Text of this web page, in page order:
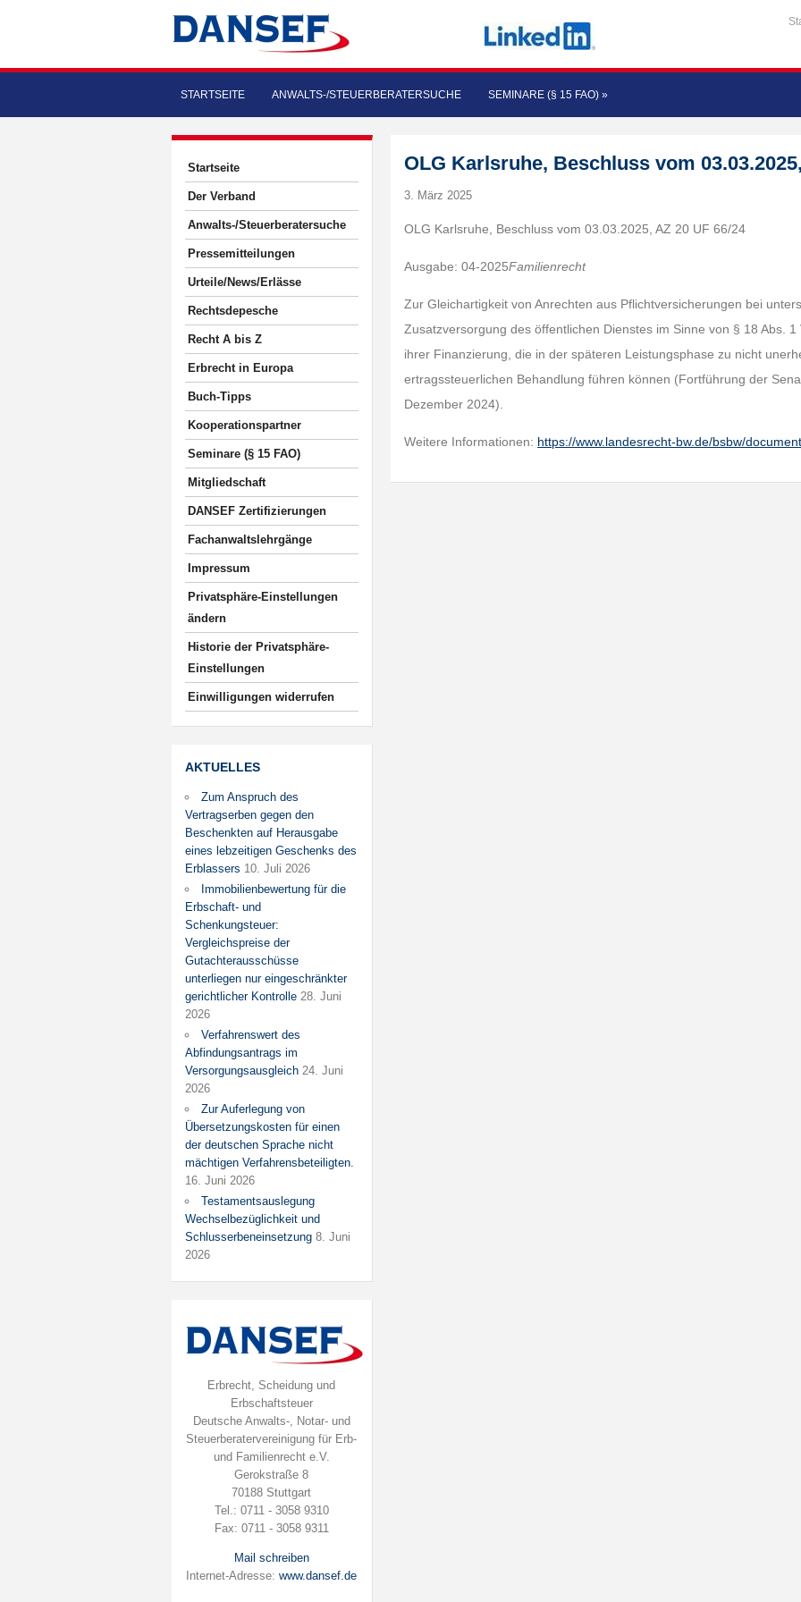
STARTSEITE ANWALTS-/STEUERBERATERSUCHE SEMINARE (§ 15 FAO) »
Startseite
Der Verband
Anwalts-/Steuerberatersuche
Pressemitteilungen
Urteile/News/Erlässe
Rechtsdepesche
Recht A bis Z
Erbrecht in Europa
Buch-Tipps
Kooperationspartner
Seminare (§ 15 FAO)
Mitgliedschaft
DANSEF Zertifizierungen
Fachanwaltslehrgänge
Impressum
Privatsphäre-Einstellungen
ändern
Historie der Privatsphäre-
Einstellungen
Einwilligungen widerrufen
AKTUELLES
Zum Anspruch des
Vertragserben gegen den
Beschenkten auf Herausgabe
eines lebzeitigen Geschenks des
Erblassers 10. Juli 2026
Immobilienbewertung für die
Erbschaft- und
Schenkungsteuer:
Vergleichspreise der
Gutachterausschüsse
unterliegen nur eingeschränkter
gerichtlicher Kontrolle 28. Juni
2026
Verfahrenswert des
Abfindungsantrags im
Versorgungsausgleich 24. Juni
2026
Zur Auferlegung von
Übersetzungskosten für einen
der deutschen Sprache nicht
mächtigen Verfahrensbeteiligten.
16. Juni 2026
Testamentsauslegung
Wechselbezüglichkeit und
Schlusserbeneinsetzung 8. Juni
2026
Erbrecht, Scheidung und
Erbschaftsteuer
Deutsche Anwalts-, Notar- und
Steuerberatervereinigung für Erb-
und Familienrecht e.V.
Gerokstraße 8
70188 Stuttgart
Tel.: 0711 - 3058 9310
Fax: 0711 - 3058 9311
Mail schreiben
Internet-Adresse:www.dansef.de
OLG Karlsruhe, Beschluss vom
3. März 2025
OLG Karlsruhe, Beschluss vom 03.03.2025, AZ 20 UF 66/24
Ausgabe: 04-2025Familienrecht
Zur Gleichartigkeit von Anrechten aus Pflichtversicherungen bei
Zusatzversorgung des öffentlichen Dienstes im Sinne von § 18 Abs.
ihrer Finanzierung, die in der späteren Leistungsphase zu nicht
ertragssteuerlichen Behandlung führen können (Fortführung der
Dezember 2024).
Weitere Informationen: https://www.landesrecht-bw.de/bsbw/